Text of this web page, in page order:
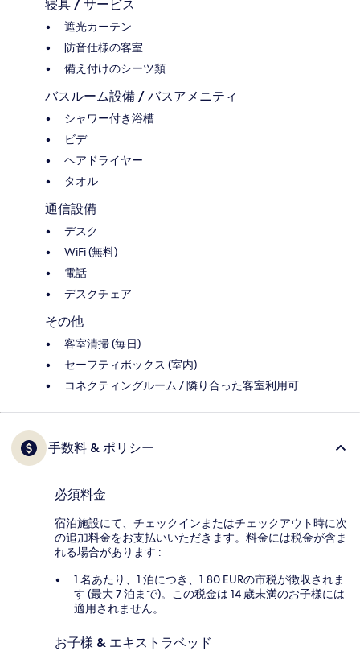
寝具 / サービス
遮光カーテン
防音仕様の客室
備え付けのシーツ類
バスルーム設備 / バスアメニティ
シャワー付き浴槽
ビデ
ヘアドライヤー
タオル
通信設備
デスク
WiFi (無料)
電話
デスクチェア
その他
客室清掃 (毎日)
セーフティボックス (室内)
コネクティングルーム / 隣り合った客室利用可
手数料 & ポリシー
必須料金
宿泊施設にて、チェックインまたはチェックアウト時に次
の追加料金をお支払いいただきます。料金には税金が含ま
れる場合があります :
1 名あたり、1 泊につき、1.80 EURの市税が徴収されま
す (最大 7 泊まで)。この税金は 14 歳未満のお子様には
適用されません。
お子様 & エキストラベッド